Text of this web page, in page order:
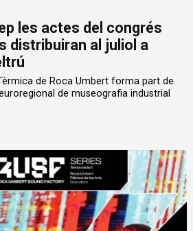
les actes del congrés
distribuiran al juliol a
de Roca Umbert forma part de
de museografia industrial